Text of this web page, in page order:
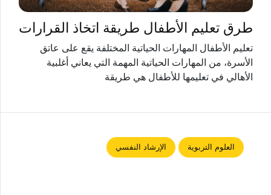
طرق تعليم الأطفال طريقة اتخاذ القرارات
تعليم الأطفال المهارات الحياتية المختلفة يقع على عاتق
الأسرة، من المهارات الحياتية المهمة التي يعاني أغلبية
الأهالي في تعليمها للأطفال هي طريقة
العلوم التربوية الإرشاد النفسي